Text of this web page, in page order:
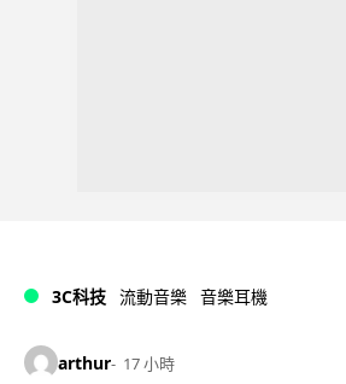
3C科技 流動音樂 音樂耳機
arthur 17 小時